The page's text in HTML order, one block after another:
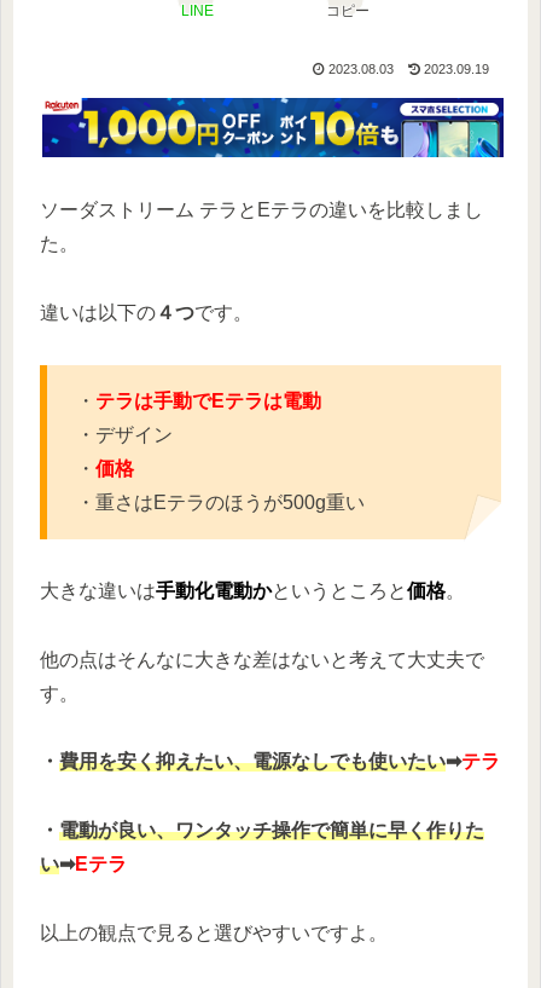
LINE コピー
2023.08.03 2023.09.19
ソーダストリーム テラとEテラの違いを比較しまし
た。
違いは以下の４つです。
・ テラは手動でEテラは電動
・デザイン
・ 価格
・重さはEテラのほうが500g重い
大きな違いは手動化電動かというところと価格。
他の点はそんなに大きな差はないと考えて大丈夫で
す。
・ 費用を安く抑えたい、電源なしでも使いたい➡テラ
・ 電動が良い、ワンタッチ操作で簡単に早く作りた
い➡Eテラ
以上の観点で見ると選びやすいですよ。